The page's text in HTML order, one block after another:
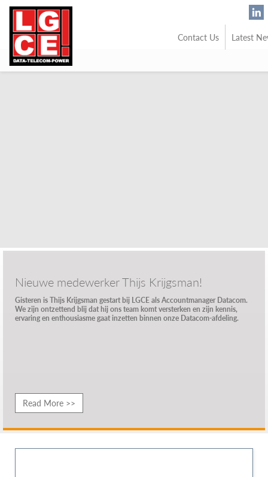
Contact Us Latest
Nieuwe medewerker Thijs Krijgsman!
Gisteren is Thijs Krijgsman gestart bij LGCE als Accountmanager Datacom.
We zijn ontzettend blij dat hij ons team komt versterken en zijn kennis,
ervaring en enthousiasme gaat inzetten binnen onze Datacom-afdeling.
Read More >>